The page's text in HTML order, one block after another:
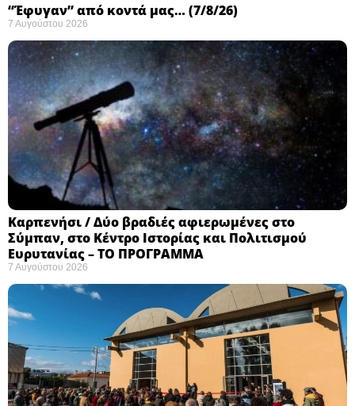
“Έφυγαν” από κοντά μας… (7/8/26)
7 Αυγούστου 2026
Καρπενήσι / Δύο βραδιές αφιερωμένες στο
Σύμπαν, στο Κέντρο Ιστορίας και Πολιτισμού
Ευρυτανίας – ΤΟ ΠΡΟΓΡΑΜΜΑ
7 Αυγούστου 2026